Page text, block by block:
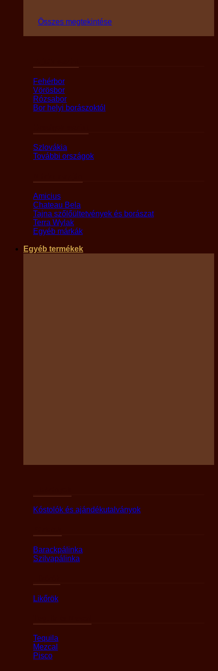
Összes megtekintése
Fehérbor
Vörösbor
Rózsabor
Bor helyi borászoktól
Szlovákia
További országok
Amicius
Chateau Bela
Tajna szőlőültetvények és borászat
Terra Wylak
Egyéb márkák
Egyéb termékek
Kóstolók és ajándékutalványok
Barackpálinka
Szilvapálinka
Likőrök
Tequila
Mezcal
Pisco